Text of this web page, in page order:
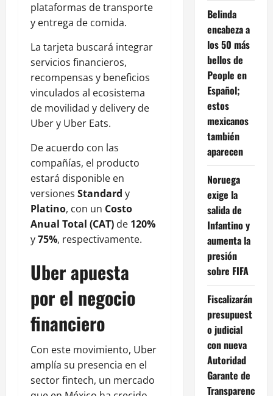
plataformas de transporte
y entrega de comida.
La tarjeta buscará integrar
servicios financieros,
recompensas y beneficios
vinculados al ecosistema
de movilidad y delivery de
Uber y Uber Eats.
De acuerdo con las
compañías, el producto
estará disponible en
versiones Standard y
Platino, con un Costo
Anual Total (CAT) de 120%
y75%, respectivamente.
Uber apuesta
por el negocio
financiero
Con este movimiento, Uber
amplía su presencia en el
sector fintech, un mercado
Belinda
encabeza a
los 50 más
bellos de
People en
Español;
estos
mexicanos
también
aparecen
Noruega
exige la
salida de
Infantino y
aumenta la
presión
sobre FIFA
Fiscalizarán
presupuest
o judicial
con nueva
Autoridad
Garante de
Transparenc